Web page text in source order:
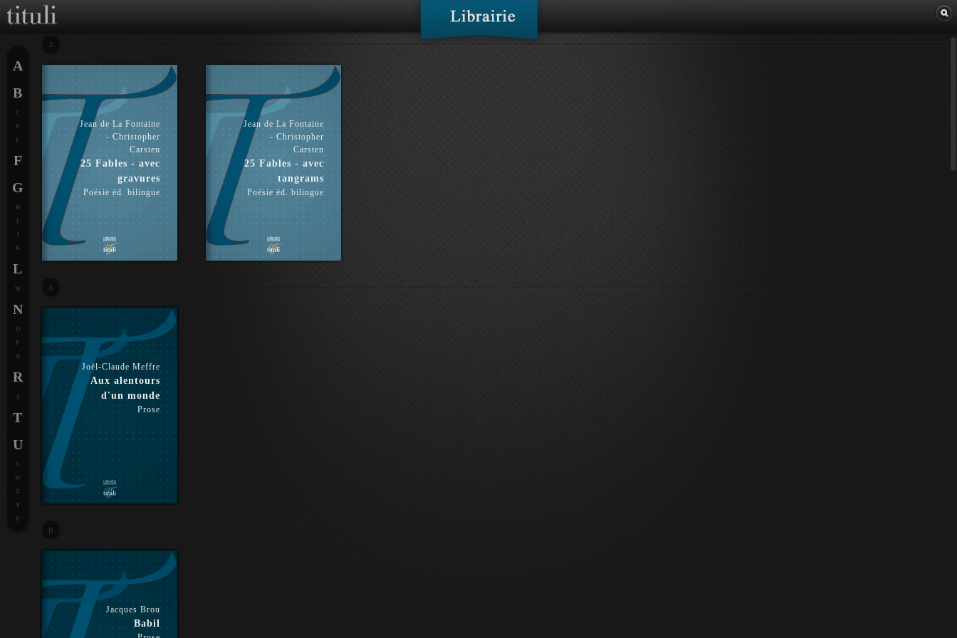
2
Jean de La Fontaine
- Christopher
Carsten
25 Fables - avec
gravures
Poésie éd. bilingue
Jean de La Fontaine
- Christopher
Carsten
25 Fables - avec
tangrams
Poésie éd. bilingue
A
Joël-Claude Meffre
Aux alentours
d'un monde
Prose
B
Jacques Brou
Babil
A
B
C
D
E
F
G
K
L
M
N
O
P
Q
R
S
T
U
V
W
X
Y
Z